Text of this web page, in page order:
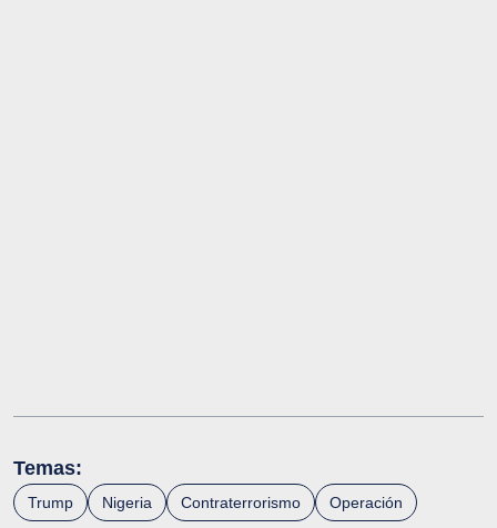
Temas:
Trump Nigeria Contraterrorismo Operación